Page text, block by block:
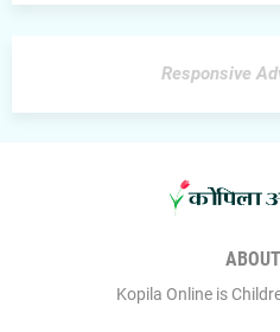
Responsive
Kopila Online is